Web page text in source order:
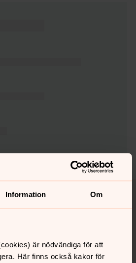
Information Om
är nödvändiga för att
Här finns också kakor för